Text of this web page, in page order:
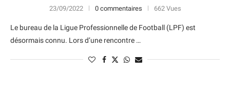
23/09/2022 0 commentaires 662 Vues
Le bureau de la Ligue Professionnelle de Football (LPF) est
désormais connu. Lors d’une rencontre …